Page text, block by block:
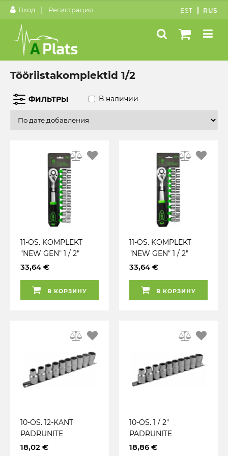
Вход | Регистрация EST RUS
Tööriistakomplektid 1/2
ФИЛЬТРЫ В наличии
11-OS. KOMPLEKT
"NEW GEN" 1 / 2"
TIRRVÕTI +
12-KANT JBM
33,64 €
В КОРЗИНУ
11-OS. KOMPLEKT
"NEW GEN" 1 / 2"
TIRRVÕTI+PADRUNID
33,64 €
В КОРЗИНУ
10-OS. 12-KANT
PADRUNITE
KOMPLEKT 1 / 2"
18,02 €
10-OS. 1 / 2"
PADRUNITE
KOMPLEKT
18,86 €